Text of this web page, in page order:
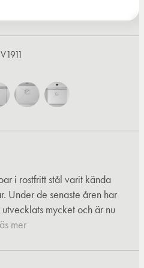
i rostfritt stål varit kända
Under de senaste åren har
mycket och är nu
mer